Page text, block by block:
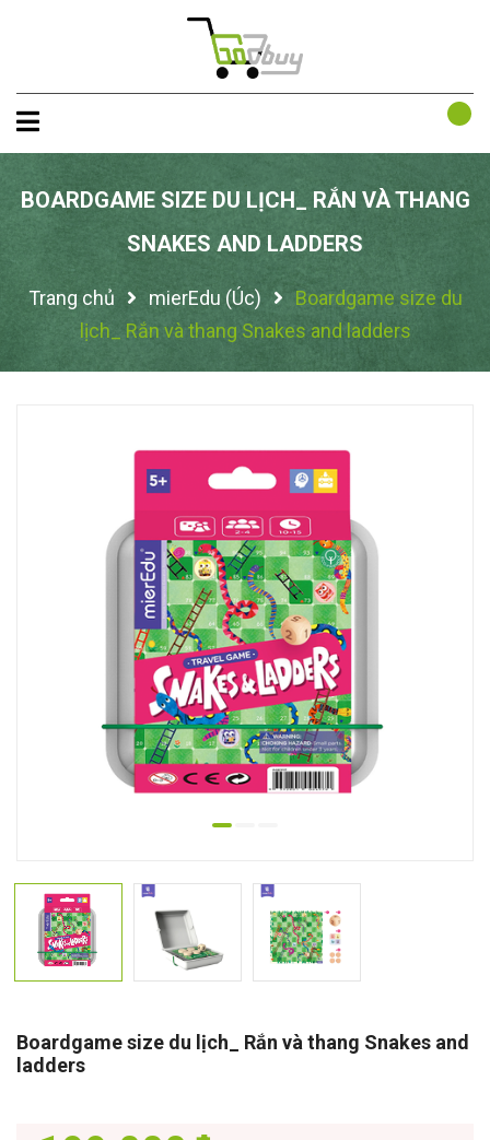
BOARDGAME SIZE DU LỊCH_ RẮN VÀ THANG
SNAKES AND LADDERS
Trang chủ mierEdu (Úc)
Boardgame size du
lịch_ Rắn và thang Snakes and ladders
Boardgame size du lịch_ Rắn và thang Snakes and
ladders